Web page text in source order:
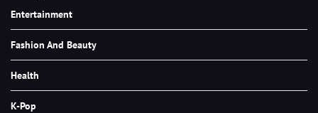
Entertainment
Fashion And Beauty
Health
K-Pop